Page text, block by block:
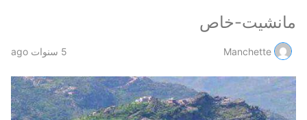
مانشيت-خاص
Manchette 5 سنوات ago